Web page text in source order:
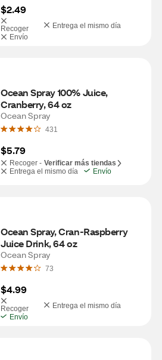
$2.49
Recoger
Entrega el mismo día
Envío
Ocean Spray 100% Juice,
Cranberry, 64 oz
Ocean Spray
431
$5.79
Recoger - Verificar más tiendas
Entrega el mismo día
Envío
Ocean Spray, Cran-Raspberry
Juice Drink, 64 oz
Ocean Spray
73
$4.99
Recoger
Entrega el mismo día
Envío